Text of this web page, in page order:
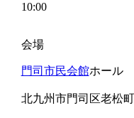
10:00
会場
門司市民会館ホール
北九州市門司区老松